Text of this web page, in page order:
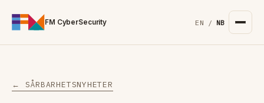
FM CyberSecurity EN / NB
← SÅRBARHETSNYHETER